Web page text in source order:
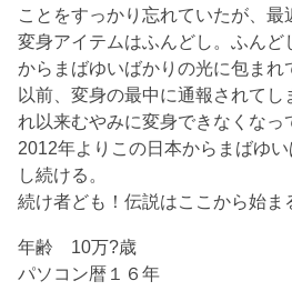
ことをすっかり忘れていたが、最
変身アイテムはふんどし。ふんど
からまばゆいばかりの光に包まれ
以前、変身の最中に通報されて
れ以来むやみに変身できなくなっ
2012年よりこの日本からまばゆ
し続ける。
続け者ども！伝説はここから始ま
年齢 10万?歳
パソコン暦１６年